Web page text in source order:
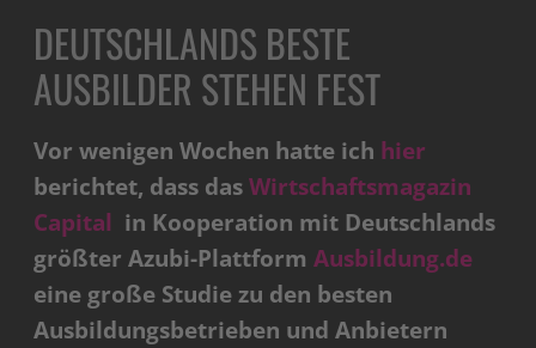
DEUTSCHLANDS BESTE
AUSBILDER STEHEN FEST
Vor wenigen Wochen hatte ich hier
berichtet, dass dasWirtschaftsmagazin
Capital in Kooperation mit Deutschlands
größter Azubi-PlattformAusbildung.de
eine große Studie zu den besten
Ausbildungsbetrieben und Anbietern